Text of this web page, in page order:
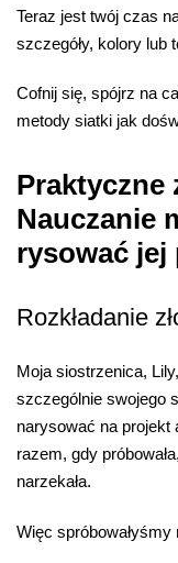
Teraz jest twój czas
szczegóły, kolory lub
Cofnij się, spójrz na
metody siatki jak
Praktyczne
Nauczanie
rysować jej
Rozkładanie
Moja siostrzenica,
szczególnie swojego
narysować na
razem, gdy
narzekała.
Więc spróbowałyśmy